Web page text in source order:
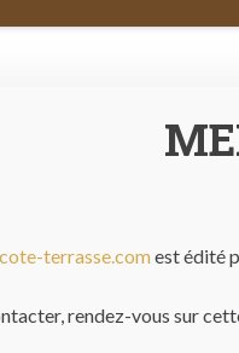
terrasse.comest édité
rendez-vous sur